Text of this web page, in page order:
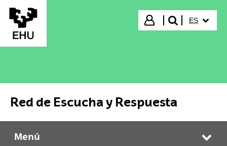
Saltar al contenido principal
Iniciar sesión
buscar"
ES
Red de Escucha y Respuesta
Red de Escucha y Respuesta
Menú